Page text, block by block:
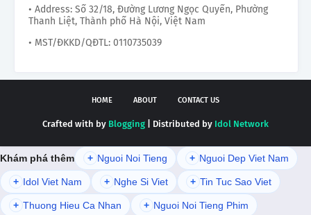
• Address: Số 32/18, Đường Lương Ngọc Quyến, Phường
Thanh Liệt, Thành phố Hà Nội, Việt Nam
• MST/ĐKKD/QĐTL: 0110735039
HOME ABOUT CONTACT US
Crafted with by Blogging | Distributed by Idol Network
Khám phá thêm + Nguoi Noi Tieng + Nguoi Dep Viet Nam
+ Idol Viet Nam + Nghe Si Viet + Tin Tuc Sao Viet
+ Thuong Hieu Ca Nhan + Nguoi Noi Tieng Phim